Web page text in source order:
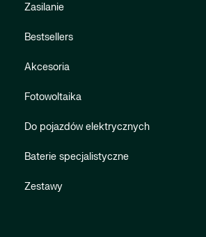
Zasilanie
Bestsellers
Akcesoria
Fotowoltaika
Do pojazdów elektrycznych
Baterie specjalistyczne
Zestawy